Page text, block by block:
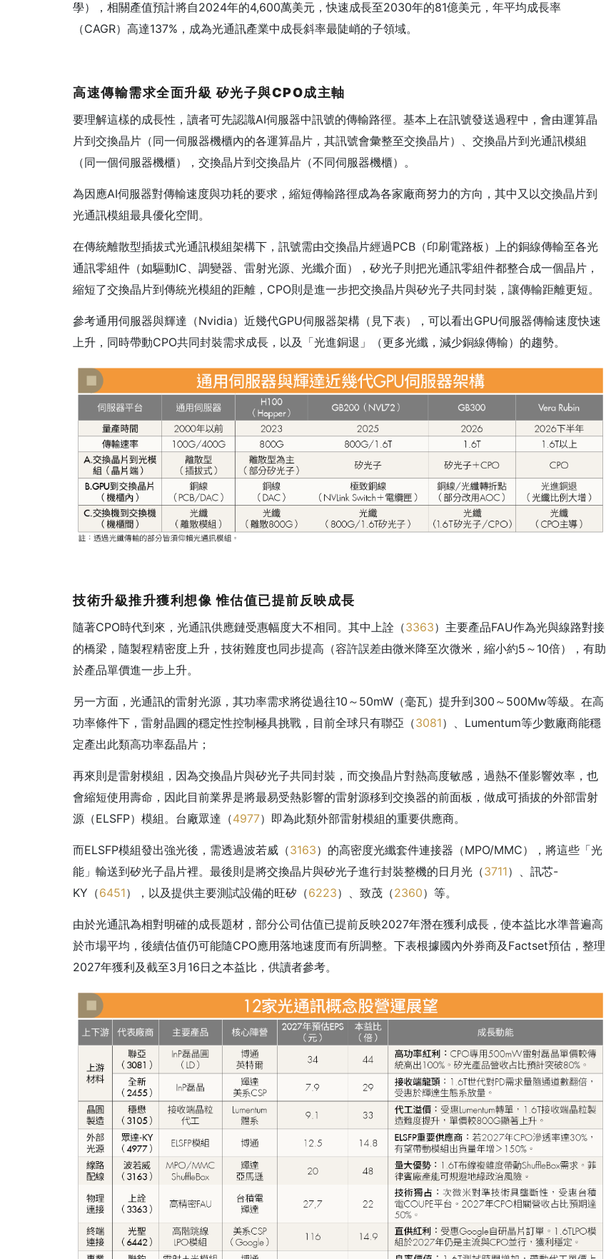
學），相關產值預計將自2024年的4,600萬美元，快速成長至2030年的81億美元，年平均成長率
（CAGR）高達137%，成為光通訊產業中成長斜率最陡峭的子領域。
高速傳輸需求全面升級矽光子與CPO成主軸
要理解這樣的成長性，讀者可先認識AI伺服器中訊號的傳輸路徑。基本上在訊號發送過程中，會由運算晶
片到交換晶片（同一伺服器機櫃內的各運算晶片，其訊號會彙整至交換晶片）、交換晶片到光通訊模組
（同一個伺服器機櫃），交換晶片到交換晶片（不同伺服器機櫃）。
為因應AI伺服器對傳輸速度與功耗的要求，縮短傳輸路徑成為各家廠商努力的方向，其中又以交換晶片到
光通訊模組最具優化空間。
在傳統離散型插拔式光通訊模組架構下，訊號需由交換晶片經過PCB（印刷電路板）上的銅線傳輸至各光
通訊零組件（如驅動IC、調變器、雷射光源、光纖介面），矽光子則把光通訊零組件都整合成一個晶片，
縮短了交換晶片到傳統光模組的距離，CPO則是進一步把交換晶片與矽光子共同封裝，讓傳輸距離更短。
參考通用伺服器與輝達（Nvidia）近幾代GPU伺服器架構（見下表），可以看出GPU伺服器傳輸速度快速
上升，同時帶動CPO共同封裝需求成長，以及「光進銅退」（更多光纖，減少銅線傳輸）的趨勢。
技術升級推升獲利想像惟估值已提前反映成長
隨著CPO時代到來，光通訊供應鏈受惠幅度大不相同。其中上詮（3363）主要產品FAU作為光與線路對接
的橋梁，隨製程精密度上升，技術難度也同步提高（容許誤差由微米降至次微米，縮小約5～10倍），有助
於產品單價進一步上升。
另一方面，光通訊的雷射光源，其功率需求將從過往10～50mW（毫瓦）提升到300～500Mw等級。在高
功率條件下，雷射晶圓的穩定性控制極具挑戰，目前全球只有聯亞（3081）、Lumentum等少數廠商能穩
定產出此類高功率磊晶片；
再來則是雷射模組，因為交換晶片與矽光子共同封裝，而交換晶片對熱高度敏感，過熱不僅影響效率，也
會縮短使用壽命，因此目前業界是將最易受熱影響的雷射源移到交換器的前面板，做成可插拔的外部雷射
源（ELSFP）模組。台廠眾達（4977）即為此類外部雷射模組的重要供應商。
而ELSFP模組發出強光後，需透過波若威（3163）的高密度光纖套件連接器（MPO/MMC），將這些「光
能」輸送到矽光子晶片裡。最後則是將交換晶片與矽光子進行封裝整機的日月光（3711）、訊芯-
KY（6451），以及提供主要測試設備的旺矽（6223）、致茂（2360）等。
由於光通訊為相對明確的成長題材，部分公司估值已提前反映2027年潛在獲利成長，使本益比水準普遍高
於市場平均，後續估值仍可能隨CPO應用落地速度而有所調整。下表根據國內外券商及Factset預估，整理
2027年獲利及截至3月16日之本益比，供讀者參考。